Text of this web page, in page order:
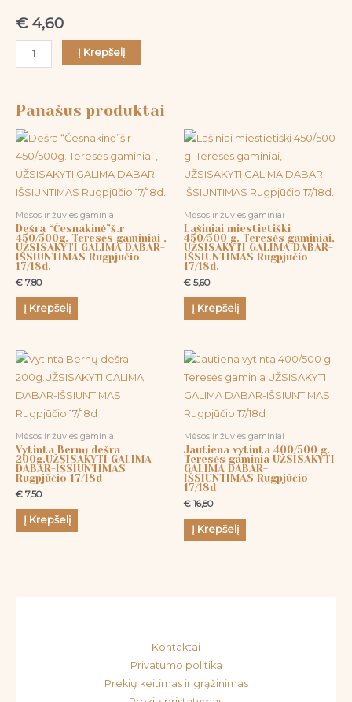
€4,60
Į Krepšelį
Panašūs produktai
Mėsos ir žuvies gaminiai
Dešra “Česnakinė”š.r
450/500g. Teresės gaminiai ,
UŽSISAKYTI GALIMA DABAR-
IŠSIUNTIMAS Rugpjūčio
17/18d.
€ 7,80
Į Krepšelį
Mėsos ir žuvies gaminiai
Lašiniai miestietiški
450/500 g. Teresės gaminiai,
UŽSISAKYTI GALIMA DABAR-
IŠSIUNTIMAS Rugpjūčio
17/18d.
€ 5,60
Į Krepšelį
Mėsos ir žuvies gaminiai
Vytinta Bernų dešra
200g.UŽSISAKYTI GALIMA
DABAR-IŠSIUNTIMAS
Rugpjūčio 17/18d
€ 7,50
Į Krepšelį
Mėsos ir žuvies gaminiai
Jautiena vytinta 400/500 g.
Teresės gaminia UŽSISAKYTI
GALIMA DABAR-
IŠSIUNTIMAS Rugpjūčio
17/18d
€ 16,80
Į Krepšelį
Kontaktai
Privatumo politika
Prekių keitimas ir grąžinimas